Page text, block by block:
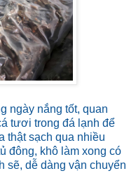
ngày nắng tốt, quan
tươi trong đá lạnh để
thật sạch qua nhiều
đông, khô làm xong có
sẽ, dễ dàng vận chuyển